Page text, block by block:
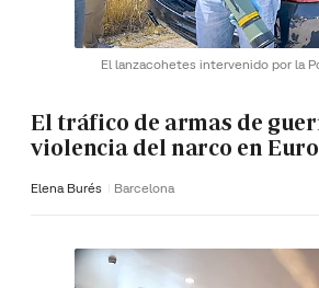
El lanzacohetes intervenido por la
El tráfico de armas de
violencia del narco en
Elena Burés Barcelona